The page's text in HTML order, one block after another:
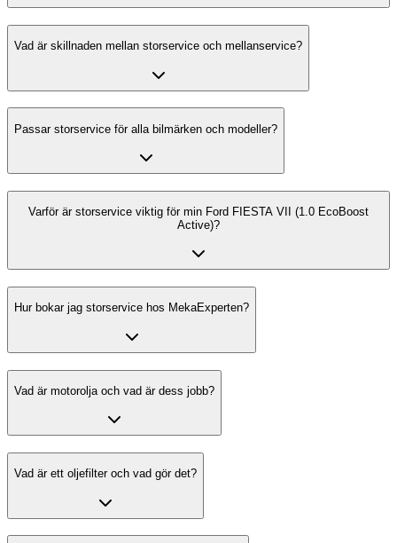
Vad är skillnaden mellan storservice och mellanservice?
Passar storservice för alla bilmärken och modeller?
Varför är storservice viktig för min Ford FIESTA VII (1.0 EcoBoost
Active)?
Hur bokar jag storservice hos MekaExperten?
Vad är motorolja och vad är dess jobb?
Vad är ett oljefilter och vad gör det?